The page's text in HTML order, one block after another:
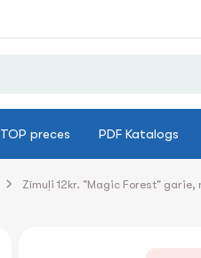
TOP preces PDF Katalogs
Zīmuļi 12kr. "Magic Forest"